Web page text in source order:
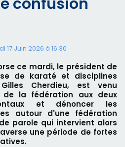
Juin 2026 à 16:30
ce mardi, le président de
de karaté et disciplines
Gilles Cherdieu, est venu
de la fédération aux deux
et dénoncer les
autour d'une fédération
parole qui intervient alors
une période de fortes